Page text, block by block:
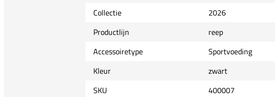
Collectie
2026
Productlijn
reep
Accessoiretype
Sportvoeding
Kleur
zwart
SKU
400007